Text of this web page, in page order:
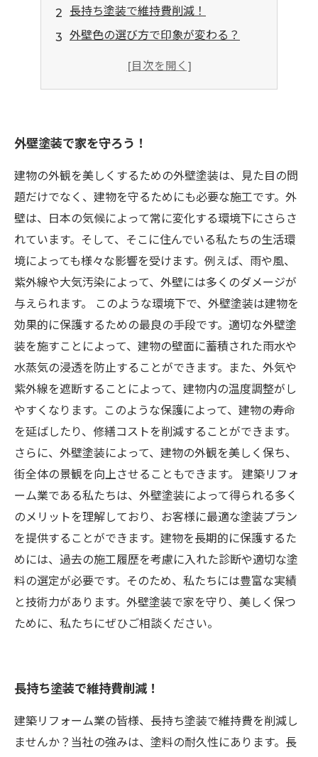
長持ち塗装で維持費削減！
外壁色の選び方で印象が変わる？
断熱効果も期待できる外壁塗装！
外壁塗装で家を守ろう！
建物の外観を美しくするための外壁塗装は、見た目の問
題だけでなく、建物を守るためにも必要な施工です。外
壁は、日本の気候によって常に変化する環境下にさらさ
れています。そして、そこに住んでいる私たちの生活環
境によっても様々な影響を受けます。例えば、雨や風、
紫外線や大気汚染によって、外壁には多くのダメージが
与えられます。 このような環境下で、外壁塗装は建物を
効果的に保護するための最良の手段です。適切な外壁塗
装を施すことによって、建物の壁面に蓄積された雨水や
水蒸気の浸透を防止することができます。また、外気や
紫外線を遮断することによって、建物内の温度調整がし
やすくなります。このような保護によって、建物の寿命
を延ばしたり、修繕コストを削減することができます。
さらに、外壁塗装によって、建物の外観を美しく保ち、
街全体の景観を向上させることもできます。 建築リフォ
ーム業である私たちは、外壁塗装によって得られる多く
のメリットを理解しており、お客様に最適な塗装プラン
を提供することができます。建物を長期的に保護するた
めには、過去の施工履歴を考慮に入れた診断や適切な塗
料の選定が必要です。そのため、私たちには豊富な実績
と技術力があります。外壁塗装で家を守り、美しく保つ
ために、私たちにぜひご相談ください。
長持ち塗装で維持費削減！
建築リフォーム業の皆様、長持ち塗装で維持費を削減し
ませんか？当社の強みは、塗料の耐久性にあります。長